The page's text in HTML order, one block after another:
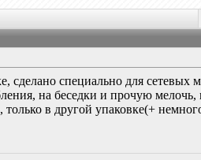
сделано специально для сетевых
на беседки и прочую
в другой упаковке(+